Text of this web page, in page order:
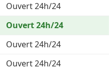
Ouvert 24h/24
Ouvert 24h/24
Ouvert 24h/24
Ouvert 24h/24